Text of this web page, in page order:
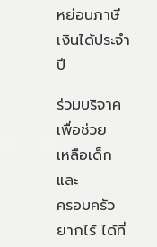
หย่อนภาษี
เงินได้ประจำ
ปี
ร่วมบริจาค
เพื่อช่วย
เหลือเด็ก
และ
ครอบครัว
ยากไร้ ได้ที่